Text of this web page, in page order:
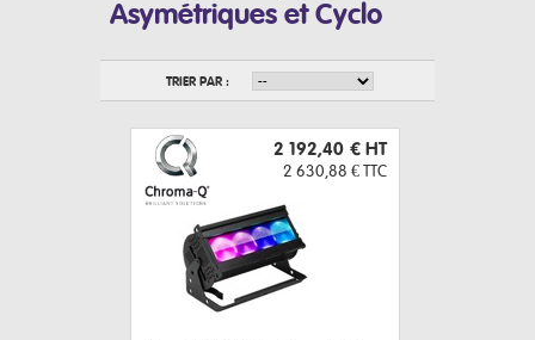
Asymétriques et Cyclo
TRIER PAR :
2 192,40 € HT
2 630,88 € TTC